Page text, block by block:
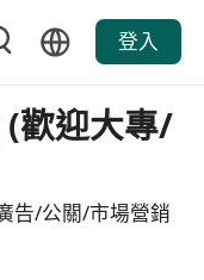
登入
歡迎大專/
告/公關/市場營銷